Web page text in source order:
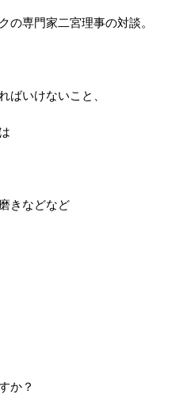
の専門家二宮理事の対談。
ばいけないこと、
きなどなど
か？